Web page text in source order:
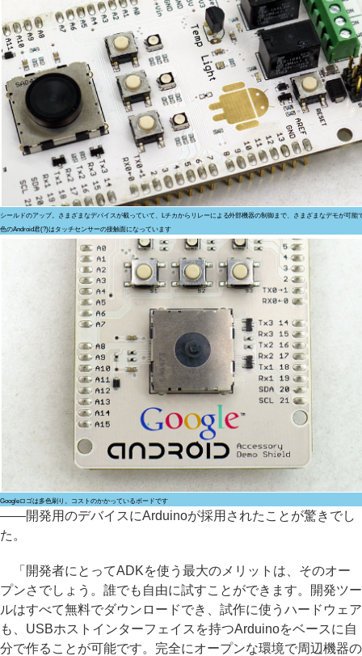
シールドのアップ。さまざまなデバイスが載っていて、Lチカからリレーによる外部機器の制御まで、さまざまなデモが可能
色のAndroid君(?)はタッチセンサーの接触面になっています
Googleロゴは多色刷り。コストのかかっているボードです
――開発用のデバイスにArduinoが採用されたことが驚きでし
た。
「開発者にとってADKを使う最大のメリットは、そのオー
プンさでしょう。誰でも自由に試すことができます。開発ツー
ルはすべて無料でダウンロードでき、試作に使うハードウェア
も、USBホストインターフェイスを持つArduinoをベースに自
分で作ることが可能です。完全にオープンな環境で周辺機器の